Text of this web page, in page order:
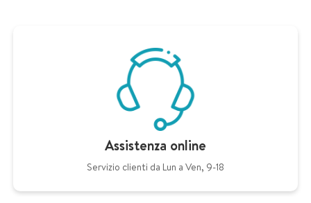
Assistenza online
Servizio clienti da Lun a Ven, 9-18